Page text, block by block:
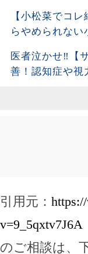
【小松菜でコ
らやめられな
医者泣かせ‼︎【
善！認知症や視
引用元：
v=9_5qxtv7J6A
のご相談は、